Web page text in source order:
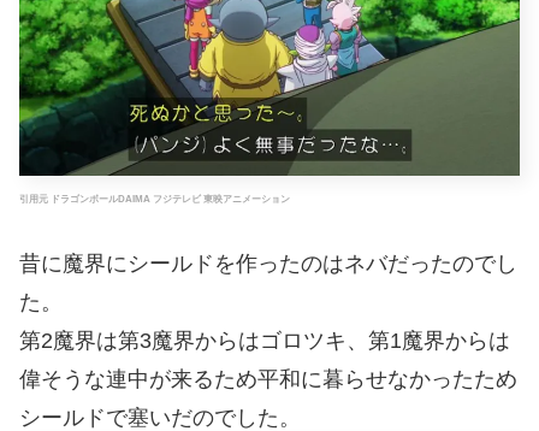
引用元 ドラゴンボールDAIMA フジテレビ 東映アニメーション
昔に魔界にシールドを作ったのはネバだったのでし
た。
第2魔界は第3魔界からはゴロツキ、第1魔界からは
偉そうな連中が来るため平和に暮らせなかったため
シールドで塞いだのでした。